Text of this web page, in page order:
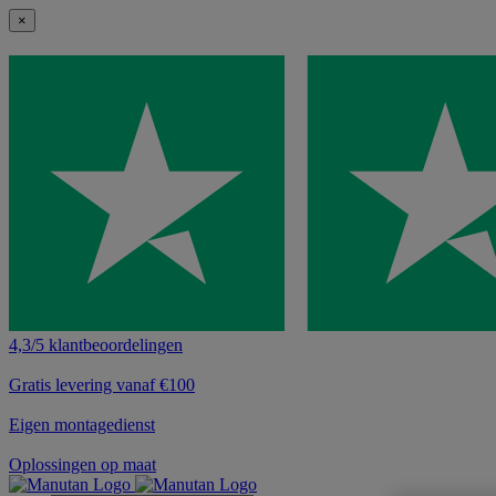
×
4,3/5 klantbeoordelingen
Gratis levering vanaf €100
Eigen montagedienst
Oplossingen op maat